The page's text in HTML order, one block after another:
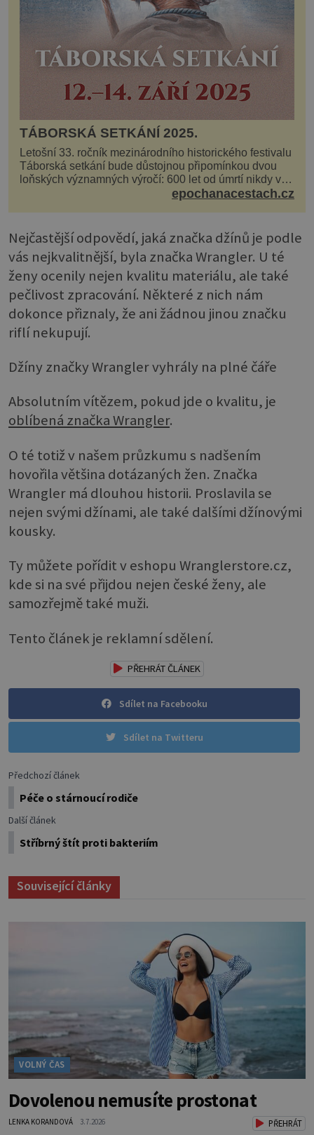
TÁBORSKÁ SETKÁNÍ 2025.
Letošní 33. ročník mezinárodního historického festivalu
Táborská setkání bude důstojnou připomínkou dvou
loňských významných výročí: 600 let od úmrtí nikdy v
poli neporaženého hejtmana Jana Žižky z Tr...
epochanacestach.cz
Nejčastější odpovědí, jaká značka džínů je podle
vás nejkvalitnější, byla značka Wrangler. U té
ženy ocenily nejen kvalitu materiálu, ale také
pečlivost zpracování. Některé z nich nám
dokonce přiznaly, že ani žádnou jinou značku
riflí nekupují.
Džíny značky Wrangler vyhrály na plné čáře
Absolutním vítězem, pokud jde o kvalitu, je
oblíbená značka Wrangler.
O té totiž v našem průzkumu s nadšením
hovořila většina dotázaných žen. Značka
Wrangler má dlouhou historii. Proslavila se
nejen svými džínami, ale také dalšími džínovými
kousky.
Ty můžete pořídit v eshopu Wranglerstore.cz,
kde si na své přijdou nejen české ženy, ale
samozřejmě také muži.
Tento článek je reklamní sdělení.
PŘEHRÁT ČLÁNEK
Sdílet na Facebooku
Sdílet na Twitteru
Předchozí článek
Péče o stárnoucí rodiče
Další článek
Stříbrný štít proti bakteriím
Související články
VOLNÝ ČAS
Dovolenou nemusíte prostonat
LENKA KORANDOVÁ 3.7.2026 PŘEHRÁT